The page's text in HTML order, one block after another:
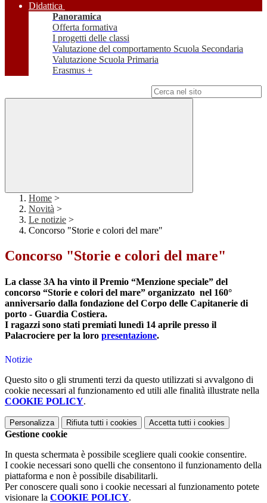
Didattica
Panoramica
Offerta formativa
I progetti delle classi
Valutazione del comportamento Scuola Secondaria
Valutazione Scuola Primaria
Erasmus +
Home >
Novità >
Le notizie >
Concorso "Storie e colori del mare"
Concorso "Storie e colori del mare"
La classe 3A ha vinto il Premio “Menzione speciale” del
concorso “Storie e colori del mare” organizzato nel 160°
anniversario dalla fondazione del Corpo delle Capitanerie di
porto - Guardia Costiera.
I ragazzi sono stati premiati lunedì 14 aprile presso il
Palacrociere per la loro presentazione.
Notizie
Questo sito o gli strumenti terzi da questo utilizzati si avvalgono di
cookie necessari al funzionamento ed utili alle finalità illustrate nella
COOKIE POLICY.
Personalizza Rifiuta tutti i cookies Accetta tutti i cookies
Gestione cookie
In questa schermata è possibile scegliere quali cookie consentire.
I cookie necessari sono quelli che consentono il funzionamento della
piattaforma e non è possibile disabilitarli.
Per conoscere quali sono i cookie necessari al funzionamento potete
visionare la COOKIE POLICY.